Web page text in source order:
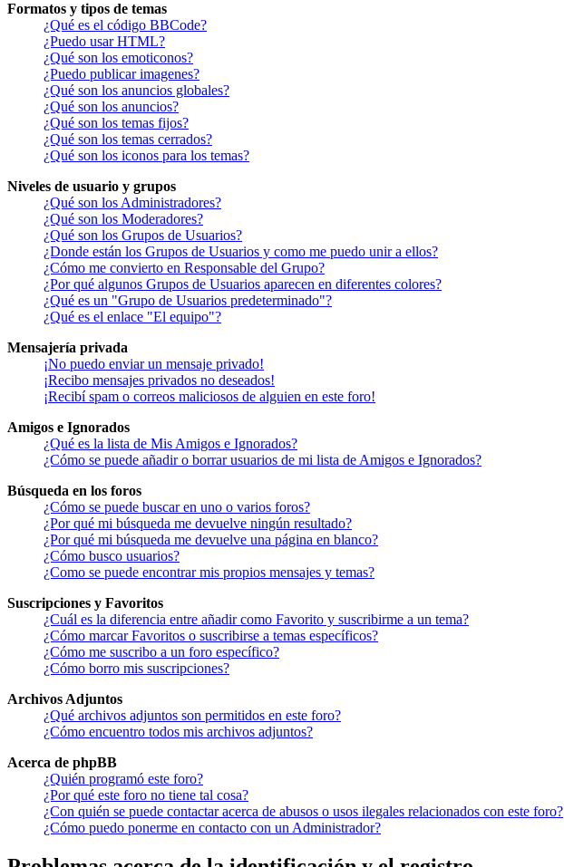
Formatos y tipos de temas
¿Qué es el código BBCode?
¿Puedo usar HTML?
¿Qué son los emoticonos?
¿Puedo publicar imagenes?
¿Qué son los anuncios globales?
¿Qué son los anuncios?
¿Qué son los temas fijos?
¿Qué son los temas cerrados?
¿Qué son los iconos para los temas?
Niveles de usuario y grupos
¿Qué son los Administradores?
¿Qué son los Moderadores?
¿Qué son los Grupos de Usuarios?
¿Donde están los Grupos de Usuarios y como me puedo unir a ellos?
¿Cómo me convierto en Responsable del Grupo?
¿Por qué algunos Grupos de Usuarios aparecen en diferentes colores?
¿Qué es un "Grupo de Usuarios predeterminado"?
¿Qué es el enlace "El equipo"?
Mensajería privada
¡No puedo enviar un mensaje privado!
¡Recibo mensajes privados no deseados!
¡Recibí spam o correos maliciosos de alguien en este foro!
Amigos e Ignorados
¿Qué es la lista de Mis Amigos e Ignorados?
¿Cómo se puede añadir o borrar usuarios de mi lista de Amigos e Ignorados?
Búsqueda en los foros
¿Cómo se puede buscar en uno o varios foros?
¿Por qué mi búsqueda me devuelve ningún resultado?
¿Por qué mi búsqueda me devuelve una página en blanco?
¿Cómo busco usuarios?
¿Como se puede encontrar mis propios mensajes y temas?
Suscripciones y Favoritos
¿Cuál es la diferencia entre añadir como Favorito y suscribirme a un tema?
¿Cómo marcar Favoritos o suscribirse a temas específicos?
¿Cómo me suscribo a un foro específico?
¿Cómo borro mis suscripciones?
Archivos Adjuntos
¿Qué archivos adjuntos son permitidos en este foro?
¿Cómo encuentro todos mis archivos adjuntos?
Acerca de phpBB
¿Quién programó este foro?
¿Por qué este foro no tiene tal cosa?
¿Con quién se puede contactar acerca de abusos o usos ilegales relacionados con este foro?
¿Cómo puedo ponerme en contacto con un Administrador?